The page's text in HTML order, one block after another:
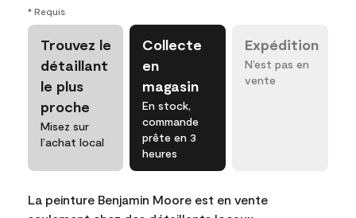
* Requis
Trouvez le
détaillant
le plus
proche
Misez sur
l’achat local
Collecte
en
magasin
En stock,
commande
prête en 3
heures
Expédition
N’est pas en
vente
La peinture Benjamin Moore est en vente